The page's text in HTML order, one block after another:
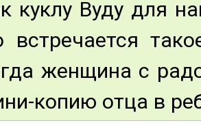
куклу Вуду для
встречается
женщина с
копию отца в